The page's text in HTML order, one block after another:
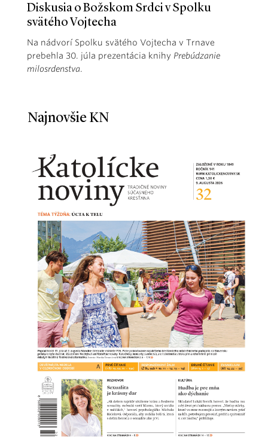
Diskusia o Božskom Srdci v Spolku
svätého Vojtecha
Na nádvorí Spolku svätého Vojtecha v Trnave
prebehla 30. júla prezentácia knihy Prebúdzanie
milosrdenstva.
Najnovšie KN